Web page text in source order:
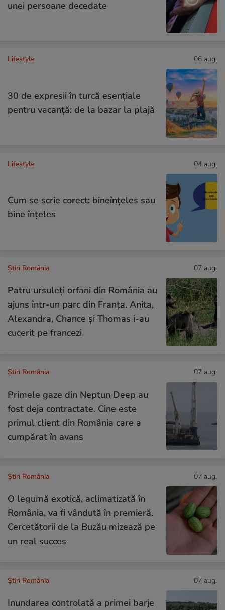
unei persoane decedate
Lifestyle 06 aug.
30 de expresii în turcă esențiale
pentru vacanță: de la bazar la plajă
Lifestyle 04 aug.
Cum se scrie corect: bineînțeles sau
bine înțeles
Știri România 07 aug.
Patru ursuleți orfani din România au
ajuns într-un parc din Franța. Anita,
Alexandra, Chance și Thomas i-au
cucerit pe francezi
Știri România 07 aug.
Primele gaze din Neptun Deep au
fost deja contractate. Cine este
primul client din România care a
cumpărat în avans
Știri România 07 aug.
O legumă exotică, aclimatizată în
România, va fi vândută în premieră.
Cercetătorii de la Buzău mizează pe
un real succes
Știri România 07 aug.
Inundarea controlată a primei barje